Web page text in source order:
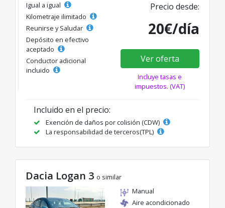
Igual a igual
Kilometraje ilimitado
Reunirse y Saludar
Depósito en efectivo
aceptado
Conductor adicional
incluido
Precio desde:
20€/día
Ver oferta
Incluye tasas e
impuestos. (VAT)
Incluido en el precio:
Exención de daños por colisión (CDW)
La responsabilidad de terceros(TPL)
Dacia Logan 3 o similar
Manual
Aire acondicionado